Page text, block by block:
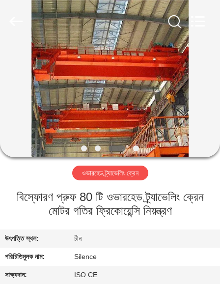
আমাদের
সম্পর্কে
কারখানা
যোগাযোগ
করুন
ওভারহেড ট্র্যাভেলিং ক্রেন
বিস্ফোরণ প্রুফ 80 টি ওভারহেড ট্র্যাভেলিং ক্রেন
মোটর গতির ফ্রিকোয়েন্সি নিয়ন্ত্রণ
উৎপত্তি স্থল: চীন
পরিচিতিমুলক নাম: Silence
সাক্ষ্যদান: ISO CE